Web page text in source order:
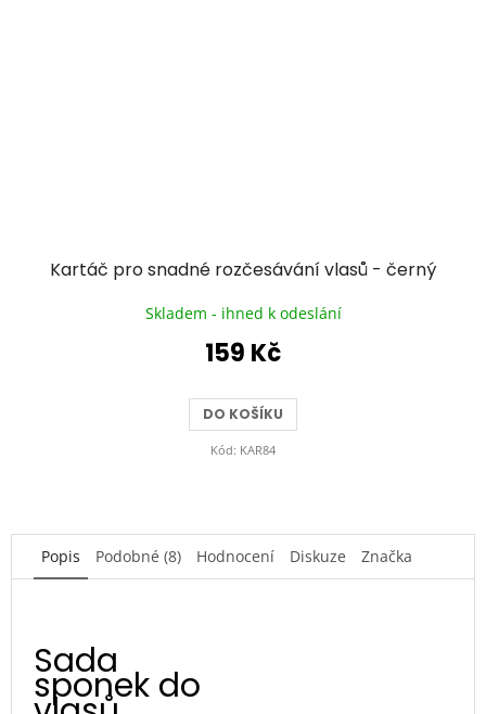
Kartáč pro snadné rozčesávání vlasů - černý
Skladem - ihned k odeslání
159 Kč
DO KOŠÍKU
Kód: KAR84
Popis Podobné (8) Hodnocení Diskuze Značka
Sada
sponek do